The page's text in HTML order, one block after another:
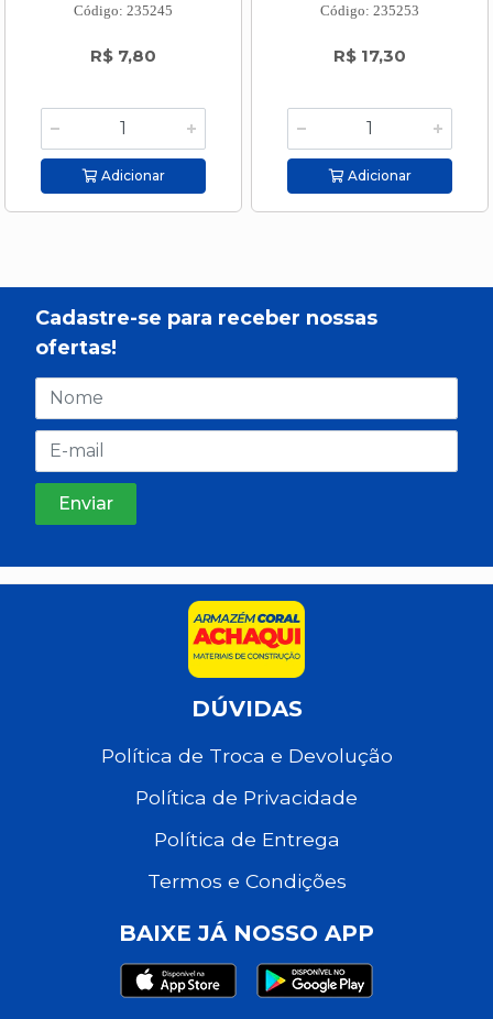
Código: 235245
R$ 7,80
Adicionar
Código: 235253
R$ 17,30
Adicionar
Cadastre-se para receber nossas
ofertas!
DÚVIDAS
Política de Troca e Devolução
Política de Privacidade
Política de Entrega
Termos e Condições
BAIXE JÁ NOSSO APP